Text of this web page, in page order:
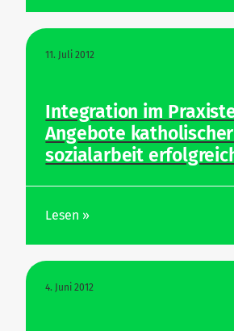
11. Juli 2012
Inte­gration im
Angebote
so­zi­al­arbeit
Lesen »
4. Juni 2012